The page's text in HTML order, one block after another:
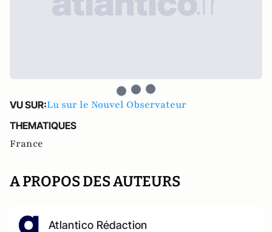
VU SUR:Lu sur le Nouvel Observateur
THEMATIQUES
France
A PROPOS DES AUTEURS
Atlantico Rédaction